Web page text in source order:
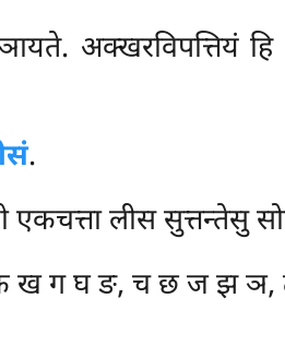
अक्खरविपत्तियं
.
एकचत्ता लीस सुत्तन्तेसु
ग घ ङ, च छ ज झ ञ,